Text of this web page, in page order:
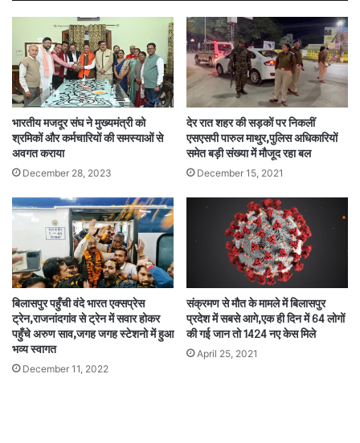
भारतीय मजदूर संघ ने मुख्यमंत्री को
श्रमिकों और कर्मचारियों की समस्याओं से
अवगत कराया
December 28, 2023
देर रात शहर की सड़कों पर निकलीं
एसएसपी पारुल माथुर,पुलिस अधिकारियों
समेत बड़ी संख्या में मौजूद रहा बल
December 15, 2021
बिलासपुर पहुँची वंदे भारत एक्सप्रेस
ट्रेन,राजनांदगांव से ट्रेन में सवार होकर
पहुँचे अरुण साव,जगह जगह स्टेशनो में हुआ
भव्य स्वागत
December 11, 2022
संक्रमण से मौत के मामले में बिलासपुर
प्रदेश में सबसे आगे,एक ही दिन में 64 लोगों
की गई जान तो 1424 नए केस मिले
April 25, 2021